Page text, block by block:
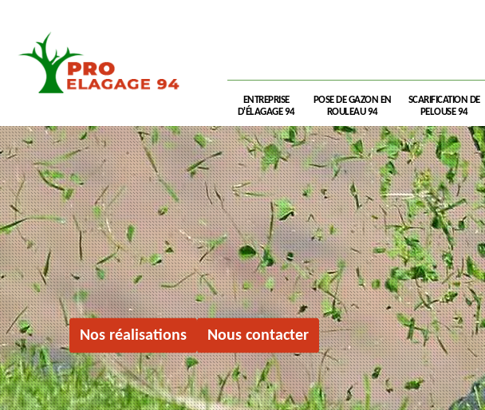
ENTREPRISE
D'ÉLAGAGE 94
POSE DE GAZON EN
ROULEAU 94
SCARIFICATION DE
PELOUSE 94
Nos réalisations Nous contacter